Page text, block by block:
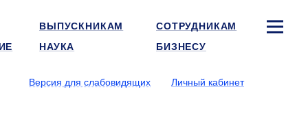
ВЫПУСКНИКАМ
СОТРУДНИКАМ
НАУКА БИЗНЕСУ
Версия для слабовидящих
Личный кабинет